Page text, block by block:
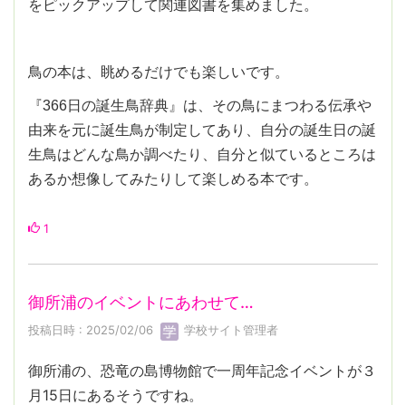
をピックアップして関連図書を集めました。
鳥の本は、眺めるだけでも楽しいです。
『366日の誕生鳥辞典』は、その鳥にまつわる伝承や
由来を元に誕生鳥が制定してあり、自分の誕生日の誕
生鳥はどんな鳥か調べたり、自分と似ているところは
あるか想像してみたりして楽しめる本です。
1
御所浦のイベントにあわせて…
投稿日時 : 2025/02/06 学校サイト管理者
御所浦の、恐竜の島博物館で一周年記念イベントが３
月15日にあるそうですね。